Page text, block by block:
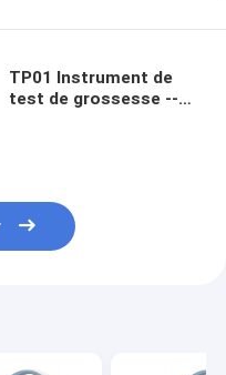
TP01 Instrument de
test de grossesse --